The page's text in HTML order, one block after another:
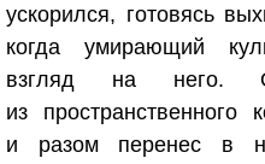
ускорился, готовясь
когда умирающий
взгляд на него.
из пространственного
и разом перенес в